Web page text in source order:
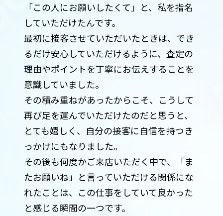
「この人にお願いしたくて」と、私を指名
していただけたんです。
最初に接客させていただいたときは、でき
るだけ安心していただけるように、査定の
理由やポイントを丁寧にお伝えすることを
意識していました。
その積み重ねがあったからこそ、こうして
再び足を運んでいただけたのだと思うと、
とても嬉しく、自分の接客に自信を持つき
っかけにもなりました。
その後も何度かご来店いただく中で、「ま
たお願いね」と言っていただける関係にな
れたことは、この仕事をしていて良かった
と感じる瞬間の一つです。